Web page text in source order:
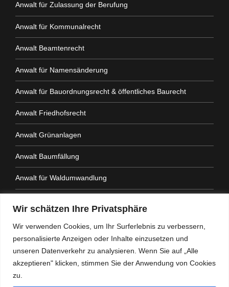
Wir schätzen Ihre Privatsphäre
Wir verwenden Cookies, um Ihr Surferlebnis zu verbessern,
personalisierte Anzeigen oder Inhalte einzusetzen und
unseren Datenverkehr zu analysieren. Wenn Sie auf „Alle
akzeptieren" klicken, stimmen Sie der Anwendung von Cookies
zu.
Anwalt für Zulassung der Berufung
Anwalt für Kommunalrecht
Anwalt Beamtenrecht
Anwalt für Namensänderung
Anwalt für Bauordnungsrecht & öffentliches Baurecht
Anwalt Friedhofsrecht
Anwalt Grünanlagen
Anwalt Baumfällung
Anwalt für Waldumwandlung
Anwalt Amtshaftung